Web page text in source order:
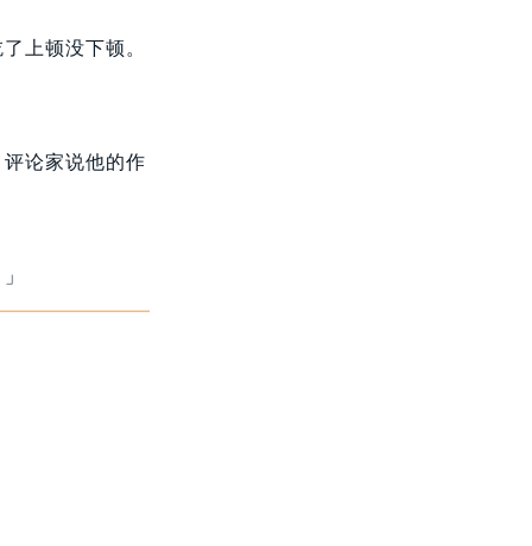
上顿没下顿。
论家说他的作